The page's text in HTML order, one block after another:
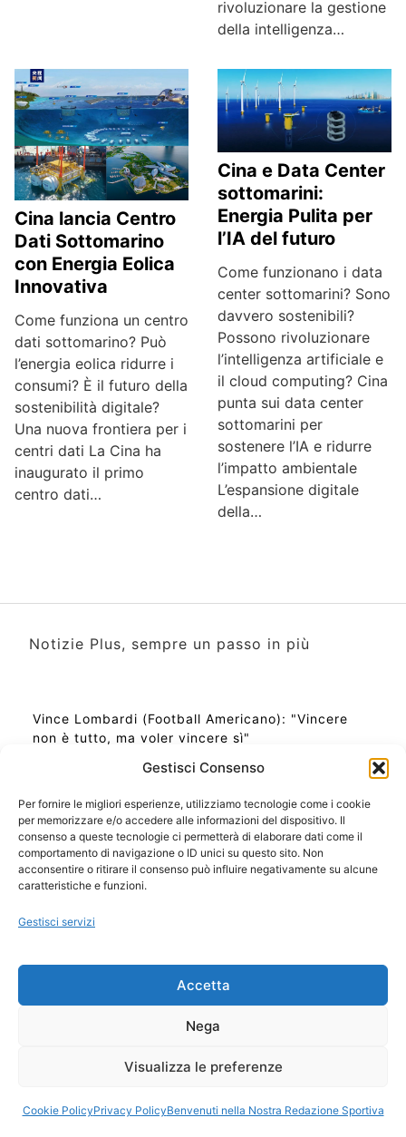
Gestisci Consenso
Per fornire le migliori esperienze, utilizziamo tecnologie come i cookie
per memorizzare e/o accedere alle informazioni del dispositivo. Il
consenso a queste tecnologie ci permetterà di elaborare dati come il
comportamento di navigazione o ID unici su questo sito. Non
acconsentire o ritirare il consenso può influire negativamente su alcune
caratteristiche e funzioni.
Gestisci servizi
Accetta
Nega
Visualizza le preferenze
Cookie PolicyPrivacy PolicyBenvenuti nella Nostra Redazione Sportiva
rivoluzionare la gestione
della intelligenza…
Cina lancia Centro
Dati Sottomarino
con Energia Eolica
Innovativa
Come funziona un centro
dati sottomarino? Può
l’energia eolica ridurre i
consumi? È il futuro della
sostenibilità digitale?
Una nuova frontiera per i
centri dati La Cina ha
inaugurato il primo
centro dati…
Cina e Data Center
sottomarini:
Energia Pulita per
l’IA del futuro
Come funzionano i data
center sottomarini? Sono
davvero sostenibili?
Possono rivoluzionare
l’intelligenza artificiale e
il cloud computing? Cina
punta sui data center
sottomarini per
sostenere l’IA e ridurre
l’impatto ambientale
L’espansione digitale
della…
Notizie Plus, sempre un passo in più
Vince Lombardi (Football Americano): "Vincere
non è tutto, ma voler vincere sì"
Ora Esatta in Italia in questo momento
Ti Senti Strano Ultimamente? Potrebbe Essere per
la Risonanza di Schumann
Come Sapere Se Stai Ascendendo alla Quinta
Copyright 2026 NotiziePlus.com
📰 Contenuto Umano Verificato
Privacy Coockie
Pubblicità